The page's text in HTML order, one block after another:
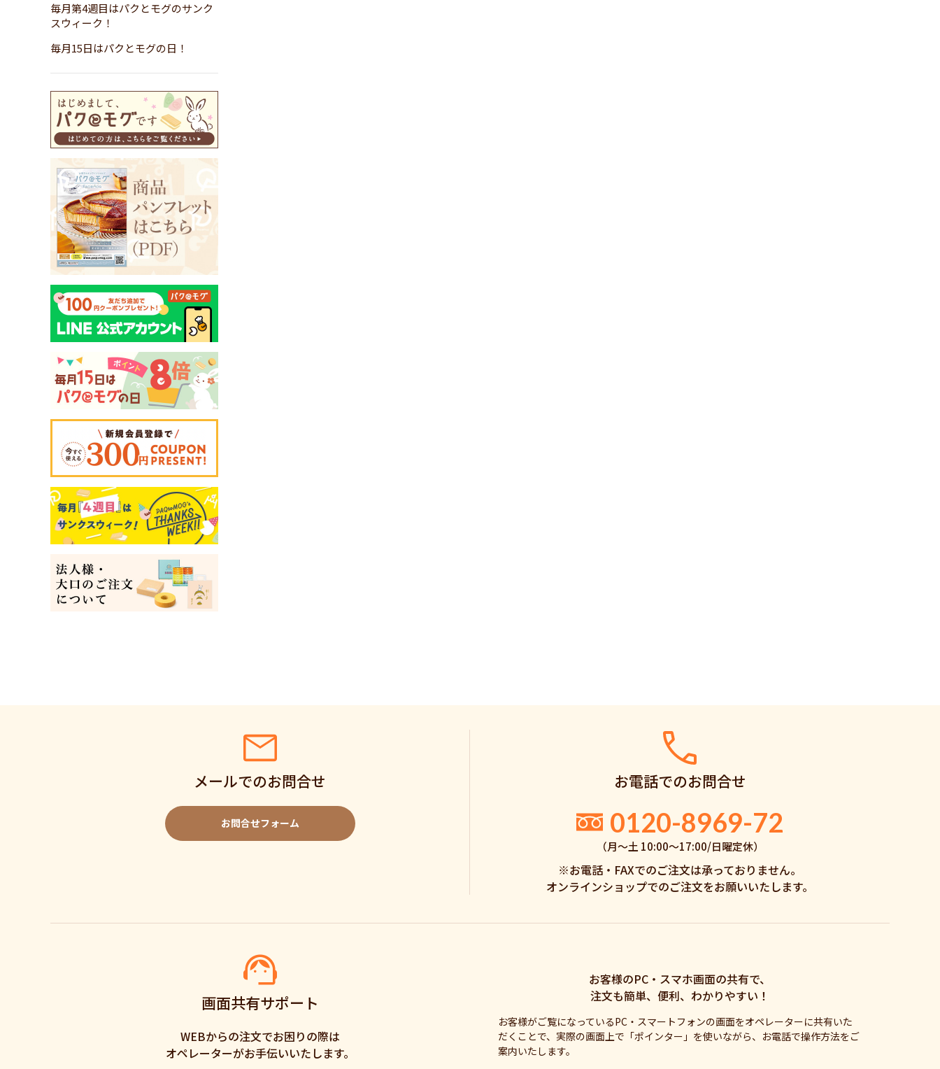
毎月第4週目はパクとモグのサンク
スウィーク！
毎月15日はパクとモグの日！
メールでのお問合せ
お問合せフォーム
お電話でのお問合せ
0120-8969-72
（月〜土 10:00〜17:00/日曜定休）
※お電話・FAXでのご注文は承っておりません。
オンラインショップでのご注文をお願いいたします。
画面共有サポート
WEBからの注文でお困りの際は
オペレーターがお手伝いいたします。
お客様のPC・スマホ画面の共有で、
注文も簡単、便利、わかりやすい！
お客様がご覧になっているPC・スマートフォンの画面をオペレーターに共有いた
だくことで、実際の画面上で「ポインター」を使いながら、お電話で操作方法をご
案内いたします。